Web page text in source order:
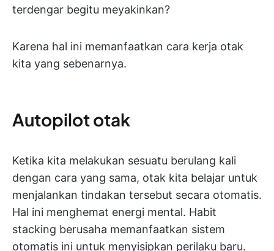
terdengar begitu meyakinkan?
Karena hal ini memanfaatkan cara kerja otak
kita yang sebenarnya.
Autopilot otak
Ketika kita melakukan sesuatu berulang kali
dengan cara yang sama, otak kita belajar untuk
menjalankan tindakan tersebut secara otomatis.
Hal ini menghemat energi mental. Habit
stacking berusaha memanfaatkan sistem
otomatis ini untuk menyisipkan perilaku baru.